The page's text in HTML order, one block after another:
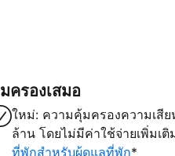
ครองเสมอ
ใหม่: ความคุ้มครองความเสีย
ล้าน โดยไม่มีค่าใช้จ่ายเพิ่มเติ
ที่พักสำหรับผู้ดูแลที่พัก*